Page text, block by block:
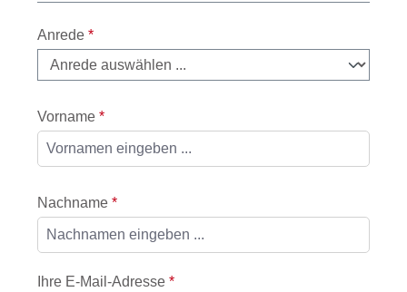
Anrede *
Vorname *
Nachname *
Ihre E-Mail-Adresse *